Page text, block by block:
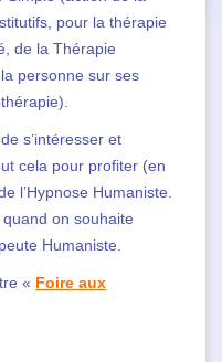
pour la thérapie
de la Thérapie
personne sur ses
s’intéresser et
cela pour profiter (en
l’Hypnose Humaniste.
on souhaite
Humaniste.
« Foire aux